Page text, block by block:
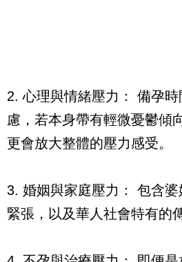
2. 心理與情緒壓力： 備孕
慮，若本身帶有輕微憂鬱傾
更會放大整體的壓力感受。
3. 婚姻與家庭壓力： 包含
緊張，以及華人社會特有的